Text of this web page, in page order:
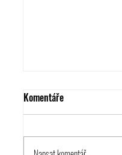
Komentáře